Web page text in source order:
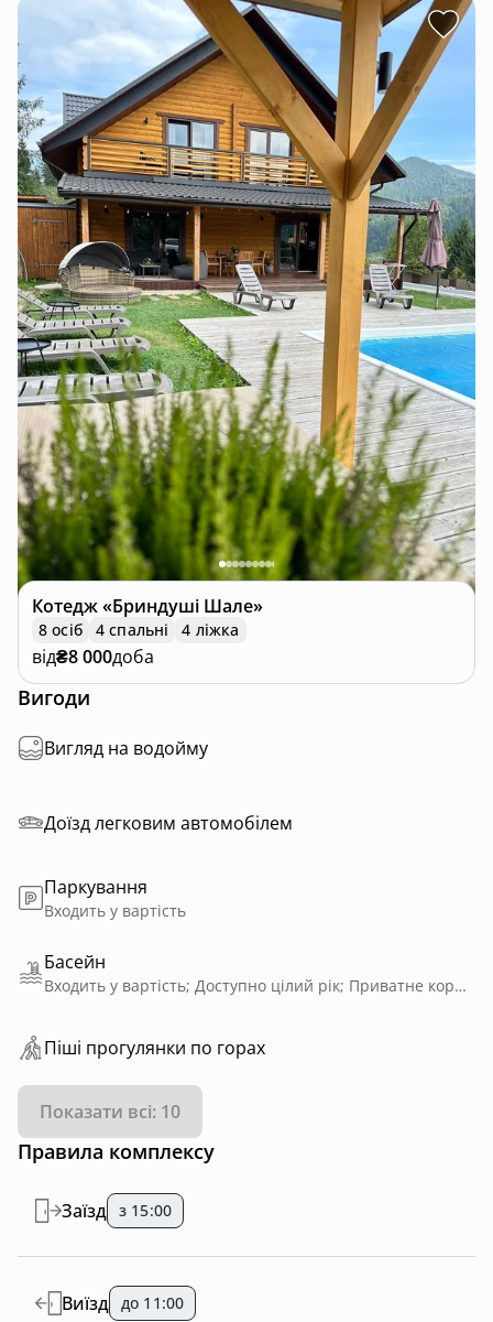
Котедж«Бриндуші Шале»
8 осіб 4 спальні 4 ліжка
від₴8 000доба
Вигоди
Вигляд на водойму
Доїзд легковим автомобілем
Паркування
Входить у вартість
Басейн
Входить у вартість; Доступно цілий рік; Приватне користування; З підігрівом
Пiшi прoгулянки пo горах
Показати всі: 10
Правила комплексу
Заїзд з 15:00
Виїзд до 11:00